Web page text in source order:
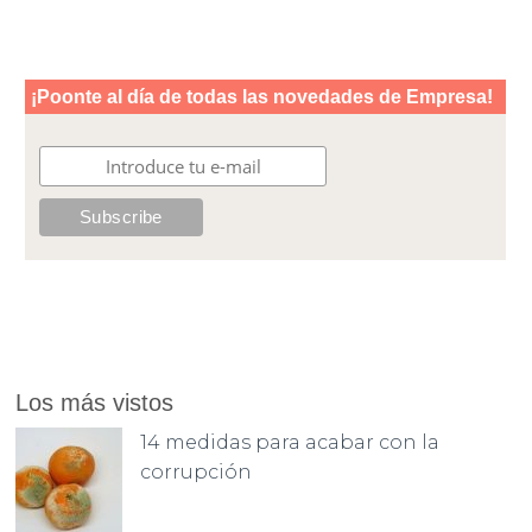
Los más vistos
14 medidas para acabar con la
corrupción